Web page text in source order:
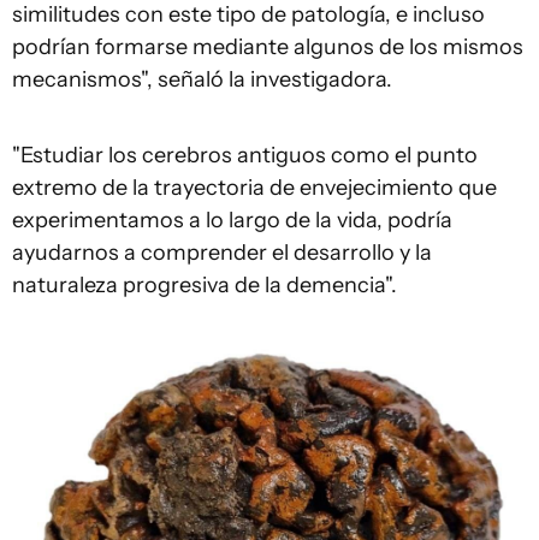
similitudes con este tipo de patología, e incluso
podrían formarse mediante algunos de los mismos
mecanismos", señaló la investigadora.
"Estudiar los cerebros antiguos como el punto
extremo de la trayectoria de envejecimiento que
experimentamos a lo largo de la vida, podría
ayudarnos a comprender el desarrollo y la
naturaleza progresiva de la demencia".